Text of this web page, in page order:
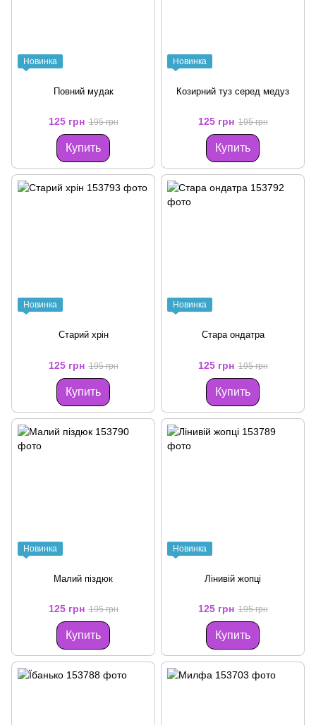
Новинка
Повний мудак
125 грн 195 грн
Купить
Новинка
Козирний туз серед медуз
125 грн 195 грн
Купить
Новинка
Старий хрін
125 грн 195 грн
Купить
Новинка
Стара ондатра
125 грн 195 грн
Купить
Новинка
Малий піздюк
125 грн 195 грн
Купить
Новинка
Лінивій жопці
125 грн 195 грн
Купить